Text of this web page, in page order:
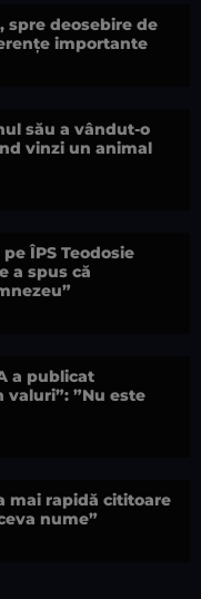
spre deosebire de
importante
său a vândut-o
vinzi un animal
ÎPS Teodosie
a spus că
a publicat
”Nu este
mai rapidă cititoare
nume”